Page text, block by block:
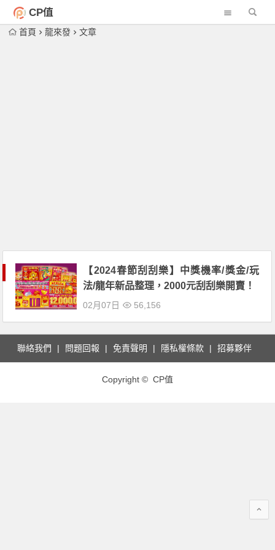
CP值
首頁 龍來發 文章
【2024春節刮刮樂】中獎機率/獎金/玩
法/龍年新品整理，2000元刮刮樂開賣！
02月07日 56,156
聯絡我們 問題回報 免責聲明 隱私權條款 招募夥伴
Copyright © CP值